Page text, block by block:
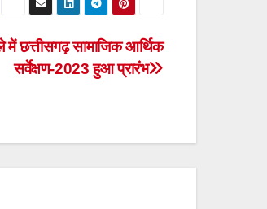
में छत्तीसगढ़ सामाजिक आर्थिक
सर्वेक्षण-2023 हुआ प्रारंभ